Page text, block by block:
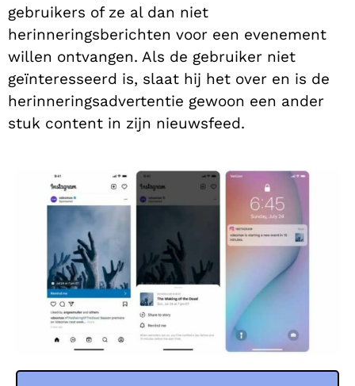
gebruikers of ze al dan niet
herinneringsberichten voor een evenement
willen ontvangen. Als de gebruiker niet
geïnteresseerd is, slaat hij het over en is de
herinneringsadvertentie gewoon een ander
stuk content in zijn nieuwsfeed.